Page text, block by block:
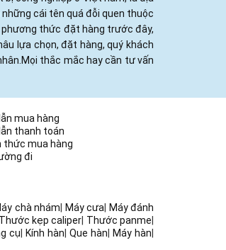
cái tên quá đỗi quen thuộc
phương thức đặt hàng trước đây,
lựa chọn, đặt hàng, quý khách
thắc mắc hay cần tư vấn
mua hàng
thanh toán
thức mua hàng
đi
chà nhám| Máy cưa| Máy đánh
Thước kẹp caliper| Thước panme|
cụ| Kính hàn| Que hàn| Máy hàn|